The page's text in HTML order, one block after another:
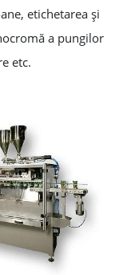
etichetarea şi
a pungilor
etc.